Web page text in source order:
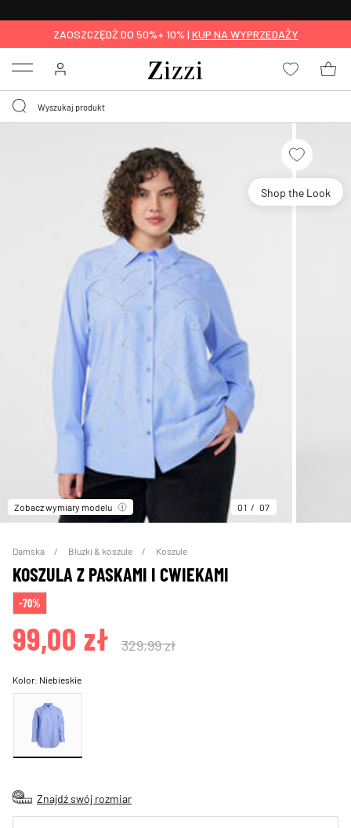
ZAOSZCZĘDŹ DO 50%+ 10% | KUP NA WYPRZEDAŻY
Menu
Shop the Look
Zobacz wymiary modelu 01 07
Damska Bluzki & koszule Koszule
KOSZULA Z PASKAMI I CWIEKAMI
-70%
99,00 zł 329,99 zł
Kolor: Niebieskie
Znajdź swój rozmiar